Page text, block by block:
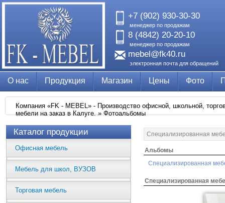
+7 (902) 930-30-30
менеджер по продажам
8 (4842) 20-20-10
менеджер по продажам
mebel@fk40.ru
электронная почта для обращений
О нас Продукция Магазин Цены Фото
Компания «FK - MEBEL» - Производство офисной, школьной,
мебели на заказ в Калуге.»Фотоальбомы
Каталог продукции
Офисная мебель
Мебель для школ, ВУЗОВ
Торговая мебель
Специализированная
Альбомы
Специализированная
Специализированная